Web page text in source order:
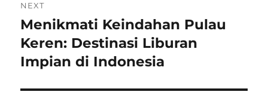
NEXT
Next
post:
Menikmati Keindahan Pulau
Keren: Destinasi Liburan
Impian di Indonesia